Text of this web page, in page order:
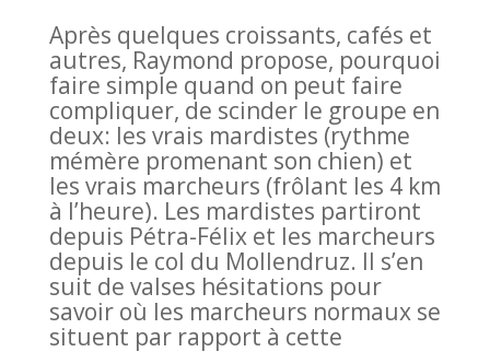
Après quelques croissants, cafés et
autres, Raymond propose, pourquoi
faire simple quand on peut faire
compliquer, de scinder le groupe en
deux: les vrais mardistes (rythme
mémère promenant son chien) et
les vrais marcheurs (frôlant les 4 km
à l’heure). Les mardistes partiront
depuis Pétra-Félix et les marcheurs
depuis le col du Mollendruz. Il s’en
suit de valses hésitations pour
savoir où les marcheurs normaux se
situent par rapport à cette